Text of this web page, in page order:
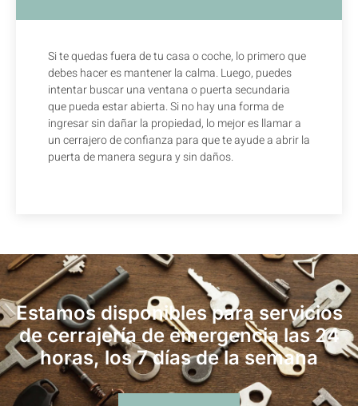
Si te quedas fuera de tu casa o coche, lo primero que
debes hacer es mantener la calma. Luego, puedes
intentar buscar una ventana o puerta secundaria
que pueda estar abierta. Si no hay una forma de
ingresar sin dañar la propiedad, lo mejor es llamar a
un cerrajero de confianza para que te ayude a abrir la
puerta de manera segura y sin daños.
Estamos disponibles para servicios
de cerrajería de emergencia las 24
horas, los 7 días de la semana